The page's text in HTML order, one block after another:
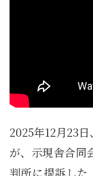
2025年12月23
が、示現舎合同
判所に提訴し